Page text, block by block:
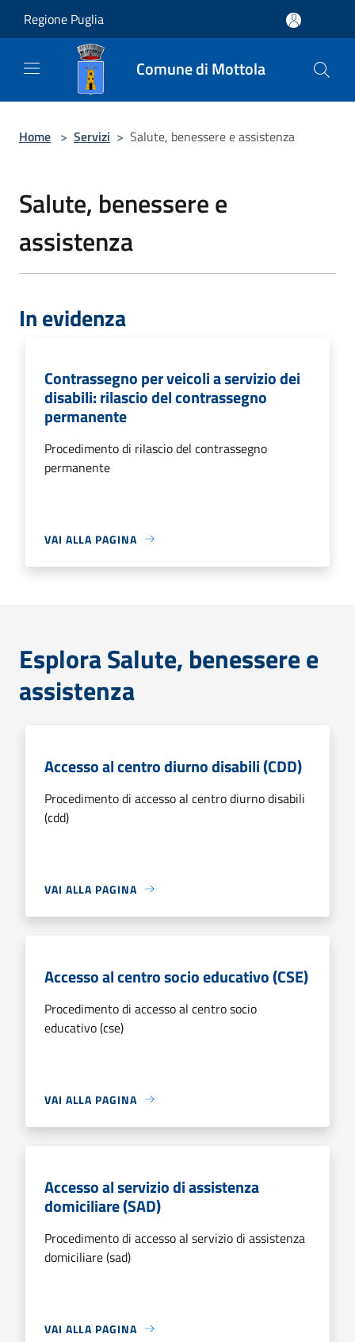
Regione Puglia
Comune di Mottola
Home > Servizi > Salute, benessere e assistenza
Salute, benessere e
assistenza
In evidenza
Contrassegno per veicoli a servizio dei
disabili: rilascio del contrassegno
permanente
Procedimento di rilascio del contrassegno
permanente
VAI ALLA PAGINA
Esplora Salute, benessere e
assistenza
Accesso al centro diurno disabili (CDD)
Procedimento di accesso al centro diurno disabili
(cdd)
VAI ALLA PAGINA
Accesso al centro socio educativo (CSE)
Procedimento di accesso al centro socio
educativo (cse)
VAI ALLA PAGINA
Accesso al servizio di assistenza
domiciliare (SAD)
Procedimento di accesso al servizio di assistenza
domiciliare (sad)
VAI ALLA PAGINA